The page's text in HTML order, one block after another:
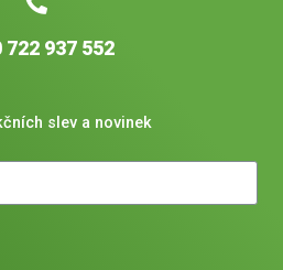
722 937 552
slev a novinek